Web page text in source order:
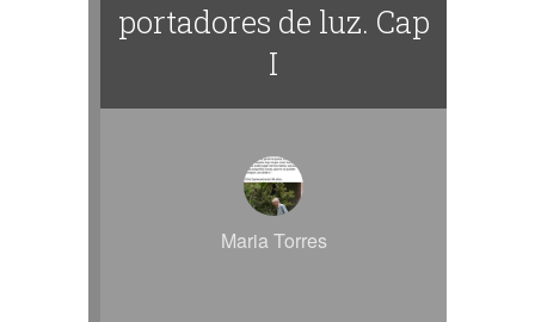
portadores de luz. Cap
I
Maria Torres